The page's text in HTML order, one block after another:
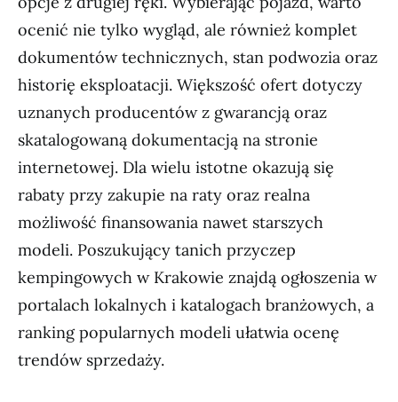
ocenić nie tylko wygląd, ale również komplet
dokumentów technicznych, stan podwozia oraz
historię eksploatacji. Większość ofert dotyczy
uznanych producentów z gwarancją oraz
skatalogowaną dokumentacją na stronie
internetowej. Dla wielu istotne okazują się
rabaty przy zakupie na raty oraz realna
możliwość finansowania nawet starszych
modeli. Poszukujący tanich przyczep
kempingowych w Krakowie znajdą ogłoszenia w
portalach lokalnych i katalogach branżowych, a
ranking popularnych modeli ułatwia ocenę
trendów sprzedaży.